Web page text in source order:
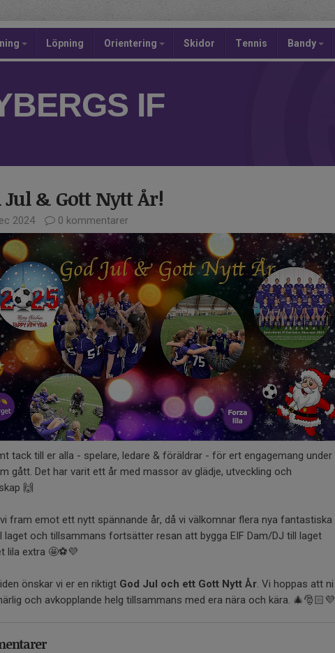
Löpning Orientering Skidor Tennis Bandy
IF
Jul & Gott Nytt År!
2024 0 kommentarer
tack till er alla - spelare, ledare & föräldrar - för ert engagemang under
gått. Det har varit ett år med massor av glädje, utveckling och
🙌
fram emot ett nytt spännande år, då vi välkomnar flera nya fantastiska
laget och tillsammans fortsätter resan att bygga EIF Dam/DJ till laget
lila extra 🤩⚽️💜
önskar vi er en riktigt God Jul och ett Gott Nytt År. Vi hoppas att ni
och avkopplande helg tillsammans med era nära och kära. 🎄🎅🏻💜